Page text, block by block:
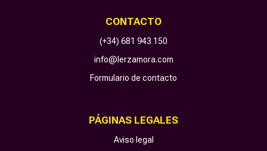
CONTACTO
(+34) 681 943 150
info@lerzamora.com
Formulario de contacto
PÁGINAS LEGALES
Aviso legal